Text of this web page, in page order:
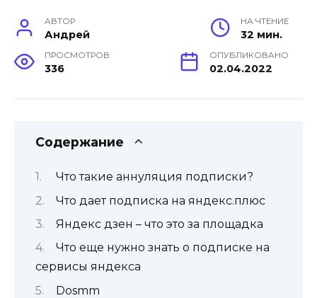
АВТОР
Андрей
НА ЧТЕНИЕ
32 мин.
ПРОСМОТРОВ
336
ОПУБЛИКОВАНО
02.04.2022
Содержание
Что такие аннуляция подписки?
Что дает подписка на яндекс.плюс
Яндекс дзен – что это за площадка
Что еще нужно знать о подписке на
сервисы яндекса
Dosmm